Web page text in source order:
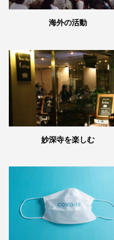
海外の活動
妙深寺を楽しむ